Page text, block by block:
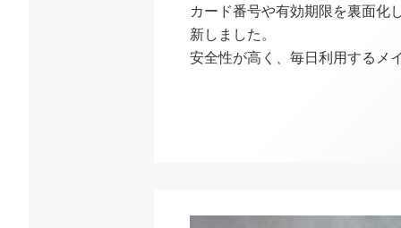
カード番号や有効期限を裏面化
新しました。
安全性が高く、毎日利用するメ